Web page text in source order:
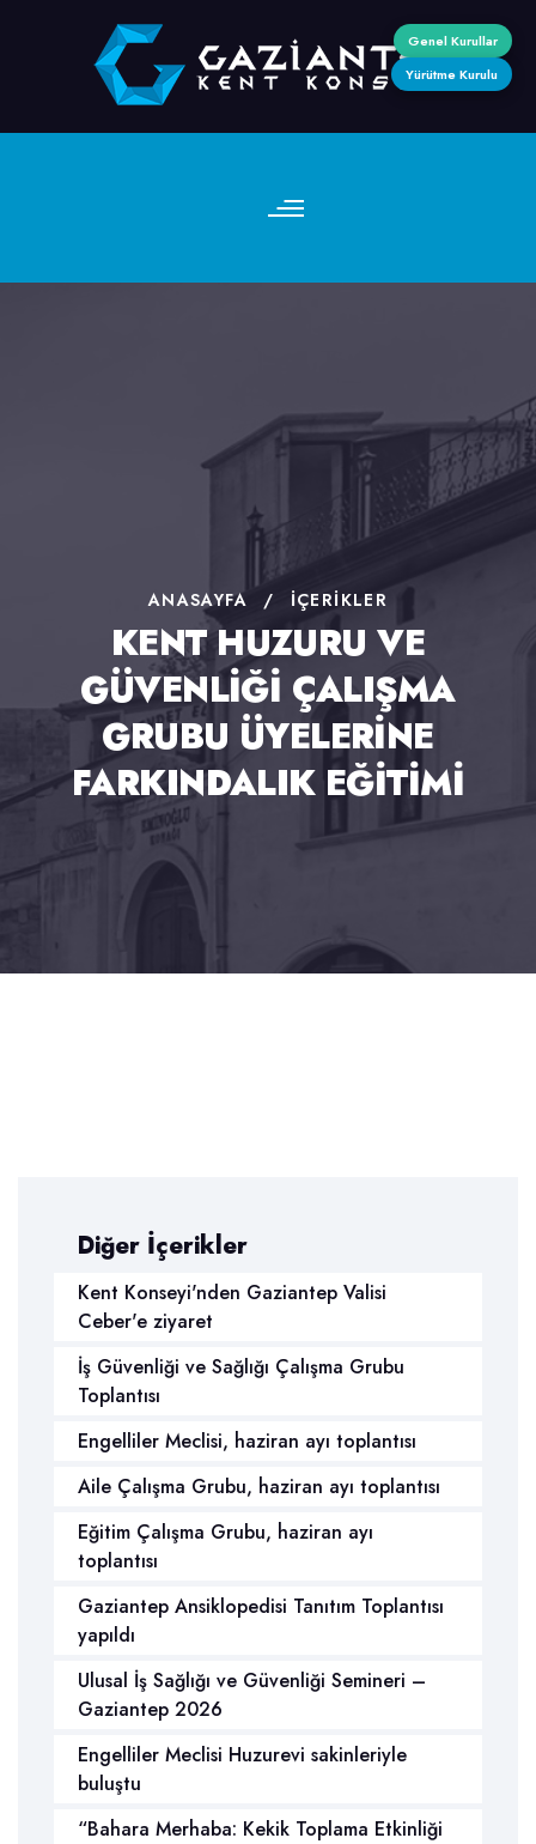
Genel Kurullar
Yürütme Kurulu
ANASAYFA / İÇERIKLER
KENT HUZURU VE
GÜVENLİĞİ ÇALIŞMA
GRUBU ÜYELERİNE
FARKINDALIK EĞİTİMİ
Diğer İçerikler
Kent Konseyi'nden Gaziantep Valisi
Ceber'e ziyaret
İş Güvenliği ve Sağlığı Çalışma Grubu
Toplantısı
Engelliler Meclisi, haziran ayı toplantısı
Aile Çalışma Grubu, haziran ayı toplantısı
Eğitim Çalışma Grubu, haziran ayı
toplantısı
Gaziantep Ansiklopedisi Tanıtım Toplantısı
yapıldı
Ulusal İş Sağlığı ve Güvenliği Semineri –
Gaziantep 2026
Engelliler Meclisi Huzurevi sakinleriyle
buluştu
“Bahara Merhaba: Kekik Toplama Etkinliği